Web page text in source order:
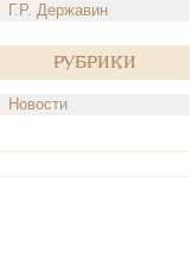
Г.Р. Державин
Рубрики
Новости